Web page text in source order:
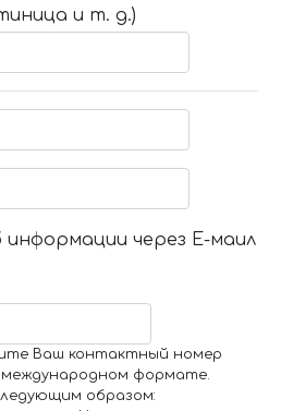
и т. д.)
через Е-маил
Ваш контактный номер
формате.
образом: